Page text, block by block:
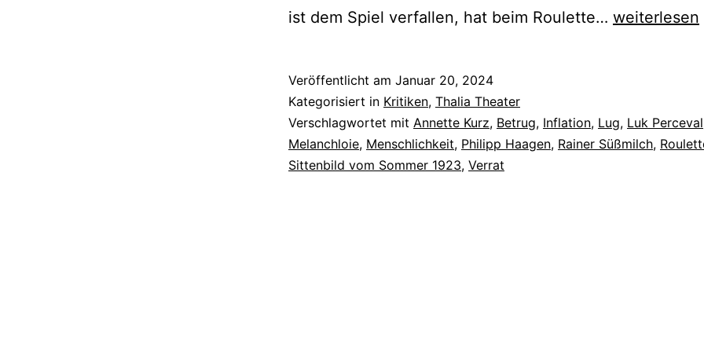
ist dem Spiel verfallen, hat beim Roulette… Wolf
weiterlesen
Veröffentlicht am Januar 20, 2024
Kategorisiert in Kritiken, Thalia Theater
Verschlagwortet mit Annette Kurz, Betrug, Inflation, Lug, Luk Perceval
Melanchloie, Menschlichkeit, Philipp Haagen, Rainer Süßmilch,
Sittenbild vom Sommer 1923, Verrat